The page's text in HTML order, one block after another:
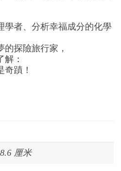
學者、分析幸福成分的化學
探險旅行家，
：
蹟！
厘米